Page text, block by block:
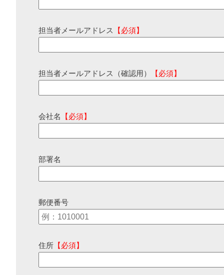
担当者メールアドレス 【必須】
担当者メールアドレス（確認用） 【必須】
会社名 【必須】
部署名
郵便番号
住所 【必須】